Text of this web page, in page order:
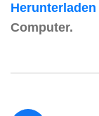
Herunterladen
Computer.